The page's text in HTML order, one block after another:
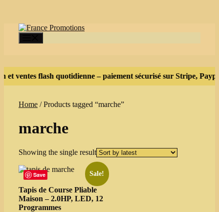
content
Menu
et ventes flash quotidienne – paiement sécurisé sur Stripe,
Home / Products tagged “marche”
marche
Showing the single result
Save Sale!
Tapis de Course Pliable
Maison – 2.0HP, LED, 12
Programmes